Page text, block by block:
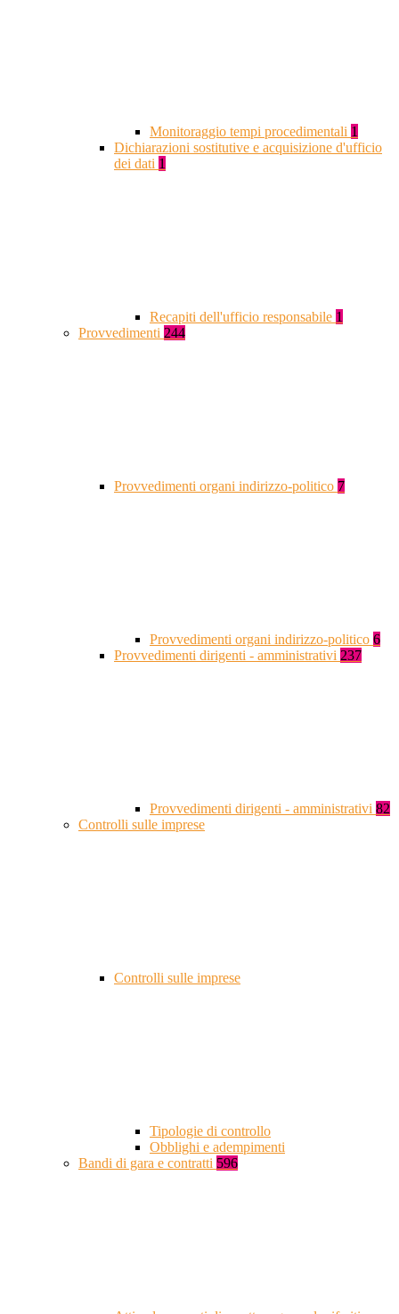
Monitoraggio tempi procedimentali 1
Dichiarazioni sostitutive e acquisizione d'ufficio
dei dati 1
Recapiti dell'ufficio responsabile 1
Provvedimenti 244
Provvedimenti organi indirizzo-politico 7
Provvedimenti organi indirizzo-politico 6
Provvedimenti dirigenti - amministrativi 237
Provvedimenti dirigenti - amministrativi 82
Controlli sulle imprese
Controlli sulle imprese
Tipologie di controllo
Obblighi e adempimenti
Bandi di gara e contratti 596